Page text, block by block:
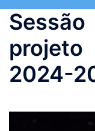
2024-